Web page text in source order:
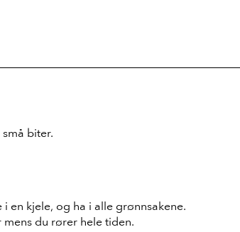
biter.
en kjele, og ha i alle grønnsakene.
mens du rører hele tiden.